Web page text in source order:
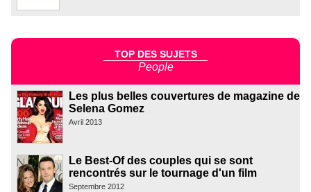
TOP DES SUJETS
People
Les plus belles couvertures de magazine de
Selena Gomez
Avril 2013
Le Best-Of des couples qui se sont
rencontrés sur le tournage d'un film
Septembre 2012